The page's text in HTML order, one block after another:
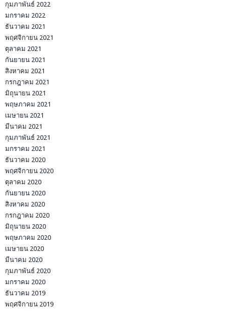
กุมภาพันธ์ 2022
มกราคม 2022
ธันวาคม 2021
พฤศจิกายน 2021
ตุลาคม 2021
กันยายน 2021
สิงหาคม 2021
กรกฎาคม 2021
มิถุนายน 2021
พฤษภาคม 2021
เมษายน 2021
มีนาคม 2021
กุมภาพันธ์ 2021
มกราคม 2021
ธันวาคม 2020
พฤศจิกายน 2020
ตุลาคม 2020
กันยายน 2020
สิงหาคม 2020
กรกฎาคม 2020
มิถุนายน 2020
พฤษภาคม 2020
เมษายน 2020
มีนาคม 2020
กุมภาพันธ์ 2020
มกราคม 2020
ธันวาคม 2019
พฤศจิกายน 2019